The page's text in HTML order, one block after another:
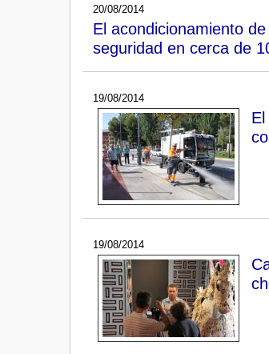
20/08/2014
El acondicionamiento
seguridad en cerca de
19/08/2014
19/08/2014